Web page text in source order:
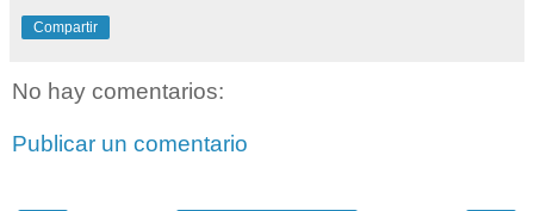
Compartir
No hay comentarios:
Publicar un comentario